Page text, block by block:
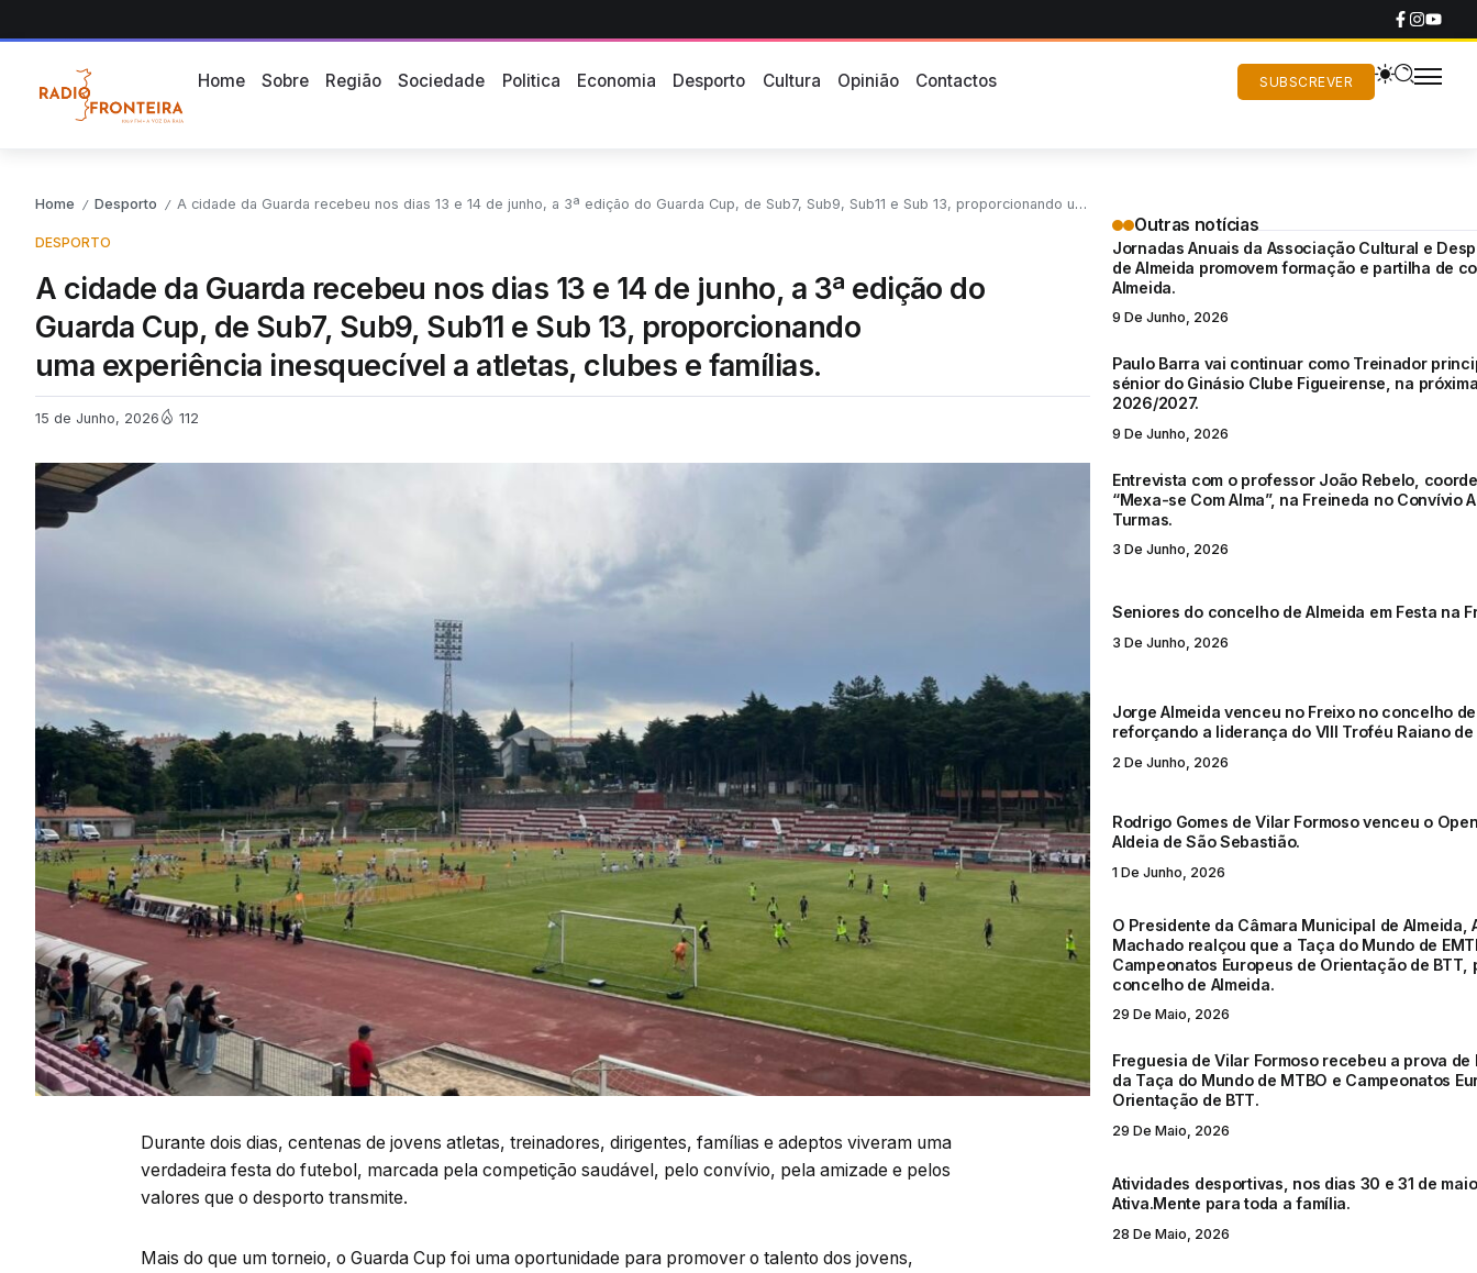
Home Sobre Região Sociedade Politica Economia Desporto Cultura Opinião Contactos SUBSCREVER
Home / Desporto / A cidade da Guarda recebeu nos dias 13 e 14 de junho, a 3ª edição do Guarda Cup, de Sub7, Sub9, Sub11 e Sub 13, proporcionando uma experiência inesquecível a atletas, clubes e famílias.
DESPORTO
A cidade da Guarda recebeu nos dias 13 e 14 de junho, a 3ª edição do
Guarda Cup, de Sub7, Sub9, Sub11 e Sub 13, proporcionando
uma experiência inesquecível a atletas, clubes e famílias.
15 de Junho, 2026 112
Durante dois dias, centenas de jovens atletas, treinadores, dirigentes, famílias e adeptos viveram uma
verdadeira festa do futebol, marcada pela competição saudável, pelo convívio, pela amizade e pelos
valores que o desporto transmite.
Mais do que um torneio, o Guarda Cup foi uma oportunidade para promover o talento dos jovens,
Outras notícias
Jornadas Anuais da Associação Cultural e
de Almeida promovem formação e partilha de
Almeida.
9 De Junho, 2026
Paulo Barra vai continuar como Treinador
sénior do Ginásio Clube Figueirense, na
2026/2027.
9 De Junho, 2026
Entrevista com o professor João Rebelo,
“Mexa-se Com Alma”, na Freineda no Convívio
Turmas.
3 De Junho, 2026
Seniores do concelho de Almeida em Festa na
3 De Junho, 2026
Jorge Almeida venceu no Freixo no concelho
reforçando a liderança do VIII Troféu Raiano
2 De Junho, 2026
Rodrigo Gomes de Vilar Formoso venceu o
Aldeia de São Sebastião.
1 De Junho, 2026
O Presidente da Câmara Municipal de Almeida,
Machado realçou que a Taça do Mundo de
Campeonatos Europeus de Orientação de BTT,
concelho de Almeida.
29 De Maio, 2026
Freguesia de Vilar Formoso recebeu a prova
da Taça do Mundo de MTBO e Campeonatos
Orientação de BTT.
29 De Maio, 2026
Atividades desportivas, nos dias 30 e 31 de
Ativa.Mente para toda a família.
28 De Maio, 2026